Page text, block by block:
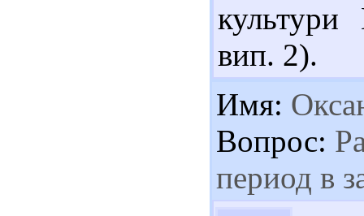
вип. 2).
Имя:
Вопрос:
период в